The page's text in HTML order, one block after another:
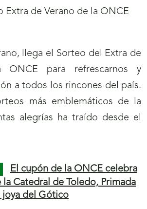
llega el Sorteo del Extra de
ONCE para refrescarnos y
a todos los rincones del país.
más emblemáticos de la
alegrías ha traído desde el
El cupón de la ONCE celebra
la Catedral de Toledo, Primada
joya del Gótico